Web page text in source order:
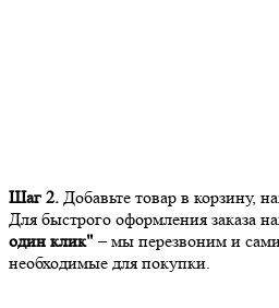
Шаг 2. Добавьте товар в корзину,
Для быстрого оформления заказа
один клик" – мы перезвоним и
необходимые для покупки.